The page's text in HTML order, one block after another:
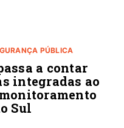
PÚBLICA
a contar
integradas ao
Sul